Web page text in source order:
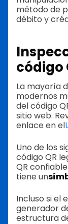
método de
débito y
código
La mayoría
modernos
del código
sitio web.
enlace en el
Uno de los
código QR
QR
tiene un
Incluso si el
generador
estructura